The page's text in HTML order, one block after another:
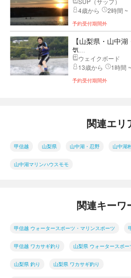
4歳から
2時間 ~
予約受付期間外
【山梨県・山中
気...
ウェイクボード
13歳から
1時間 ~
予約受付期間外
関連エリ
甲信越 山梨県 山中湖・忍野 山中湖
山中湖マリンハウスモモ
関連キーワ
甲信越 ウォータースポーツ・マリンスポーツ
甲信越 ワカサギ釣り 山梨県 ウォータースポ
山梨県 釣り 山梨県 ワカサギ釣り